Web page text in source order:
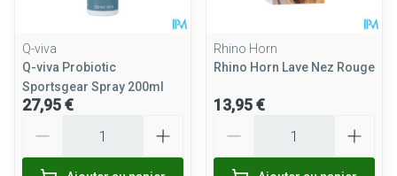
Q-viva
Q-viva Probiotic
Sportsgear Spray 200ml
27,95 €
Rhino Horn
Rhino Horn Lave Nez Rouge
13,95 €